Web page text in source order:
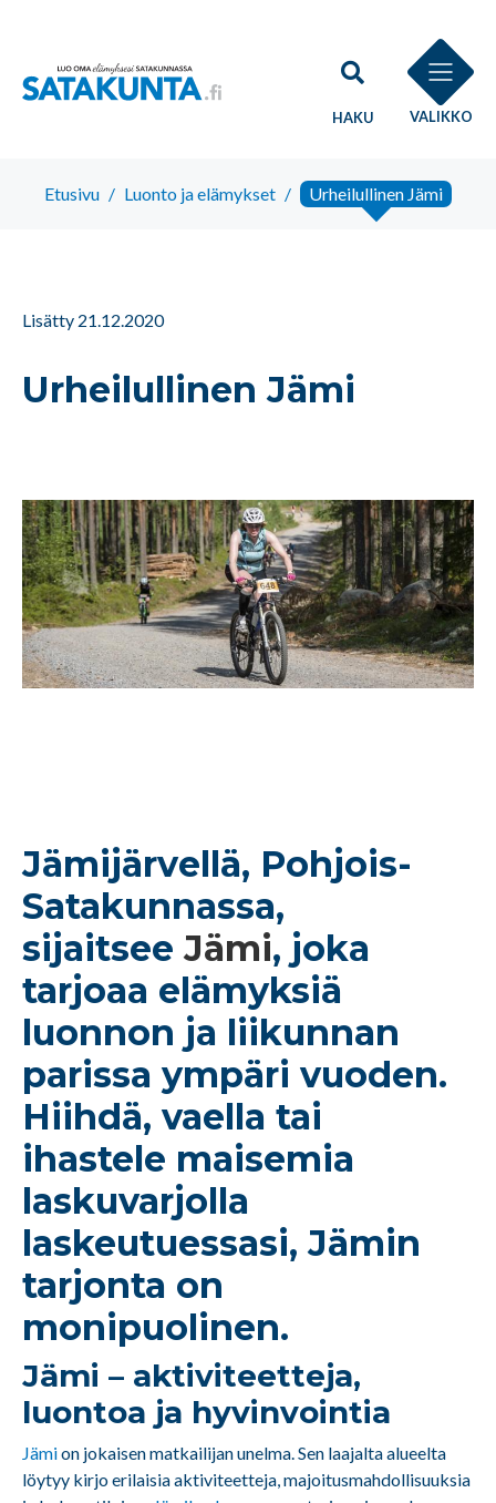
HAKU VALIKKO
Etusivu / Luonto ja elämykset / Urheilullinen Jämi
Lisätty 21.12.2020
Urheilullinen Jämi
Jämijärvellä, Pohjois-
Satakunnassa,
sijaitsee Jämi, joka
tarjoaa elämyksiä
luonnon ja liikunnan
parissa ympäri vuoden.
Hiihdä, vaella tai
ihastele maisemia
laskuvarjolla
laskeutuessasi, Jämin
tarjonta on
monipuolinen.
Jämi – aktiviteetteja,
luontoa ja hyvinvointia
Jämion jokaisen matkailijan unelma. Sen laajalta alueelta
löytyy kirjo erilaisia aktiviteetteja, majoitusmahdollisuuksia